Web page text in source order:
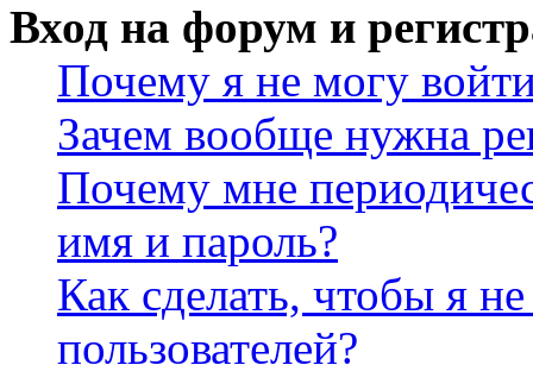
Вход на форум и
Почему я не могу
Зачем вообще нужна
Почему мне
имя и пароль?
Как сделать, чтобы я
пользователей?